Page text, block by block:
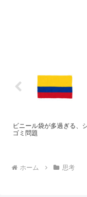
ビニール袋が多過ぎる、
ゴミ問題
ホーム 思考